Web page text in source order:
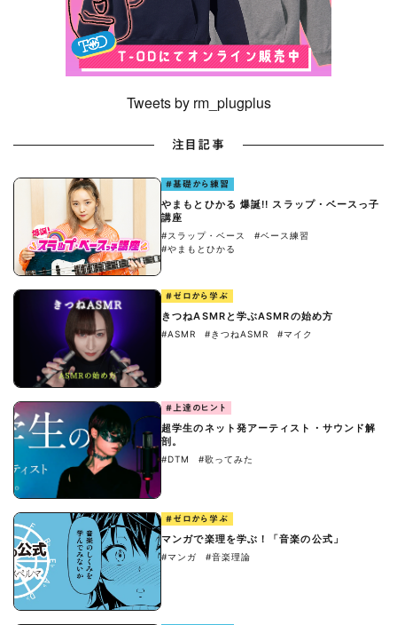
Tweets by rm_plugplus
注目記事
#基礎から練習
やまもとひかる 爆誕!! スラップ・ベースっ子
講座
#スラップ・ベース
#ベース練習
#やまもとひかる
#ゼロから学ぶ
きつねASMRと学ぶASMRの始め方
#ASMR #きつねASMR #マイク
#上達のヒント
超学生のネット発アーティスト・サウンド解
剖。
#DTM #歌ってみた
#ゼロから学ぶ
マンガで楽理を学ぶ！「音楽の公式」
#マンガ #音楽理論